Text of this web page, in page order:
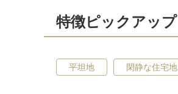
特徴ピックアップ
平坦地 閑静な住宅地